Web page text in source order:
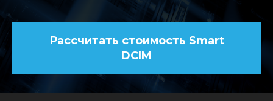
Рассчитать стоимость Smart
DCIM